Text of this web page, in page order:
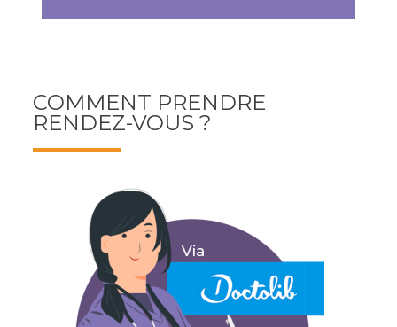
COMMENT PRENDRE
RENDEZ-VOUS ?